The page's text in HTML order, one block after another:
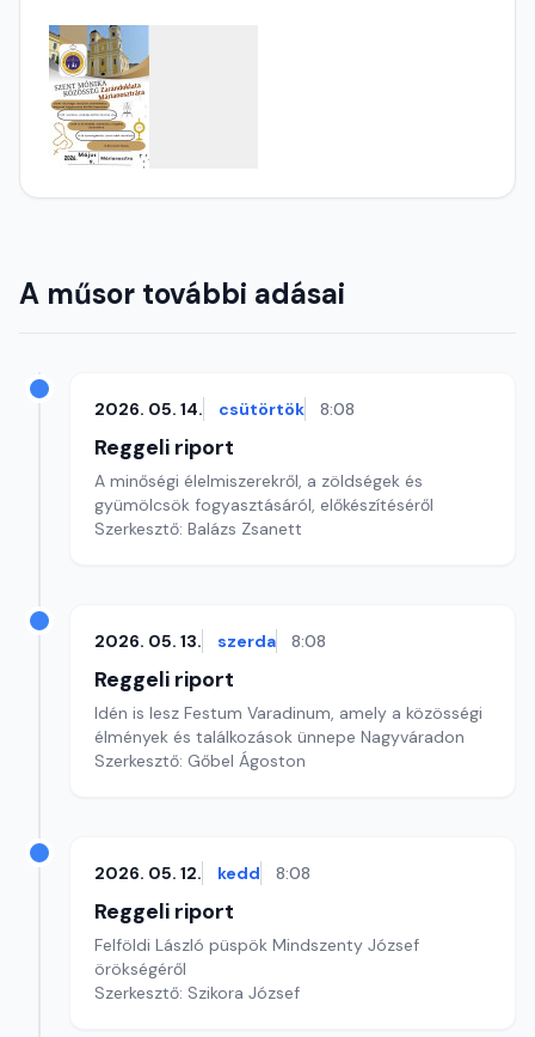
A műsor további adásai
2026. 05. 14. csütörtök 8:08
Reggeli riport
A minőségi élelmiszerekről, a zöldségek és
gyümölcsök fogyasztásáról, előkészítéséről
Szerkesztő: Balázs Zsanett
2026. 05. 13. szerda 8:08
Reggeli riport
Idén is lesz Festum Varadinum, amely a közösségi
élmények és találkozások ünnepe Nagyváradon
Szerkesztő: Gőbel Ágoston
2026. 05. 12. kedd 8:08
Reggeli riport
Felföldi László püspök Mindszenty József
örökségéről
Szerkesztő: Szikora József